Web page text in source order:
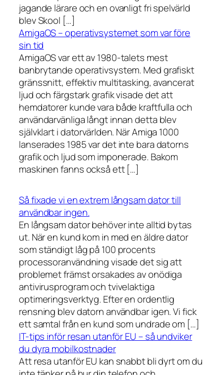
jagande lärare och en ovanligt fri spelvärld
blev Skool […]
AmigaOS – operativsystemet som var före
sin tid
AmigaOS var ett av 1980-talets mest
banbrytande operativsystem. Med grafiskt
gränssnitt, effektiv multitasking, avancerat
ljud och färgstark grafik visade det att
hemdatorer kunde vara både kraftfulla och
användarvänliga långt innan detta blev
självklart i datorvärlden. När Amiga 1000
lanserades 1985 var det inte bara datorns
grafik och ljud som imponerade. Bakom
maskinen fanns också ett […]
Så fixade vi en extrem långsam dator till
användbar ingen.
En långsam dator behöver inte alltid bytas
ut. När en kund kom in med en äldre dator
som ständigt låg på 100 procents
processoranvändning visade det sig att
problemet främst orsakades av onödiga
antivirusprogram och tvivelaktiga
optimeringsverktyg. Efter en ordentlig
rensning blev datorn användbar igen. Vi fick
ett samtal från en kund som undrade om […]
IT-tips inför resan utanför EU – så undviker
du dyra mobilkostnader
Att resa utanför EU kan snabbt bli dyrt om du